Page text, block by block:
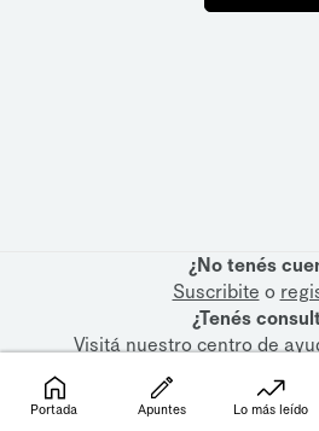
¿No tenés
Suscribite o
¿Tenés
Visitá nuestrocentro de
Portada Apuntes Lo más leído